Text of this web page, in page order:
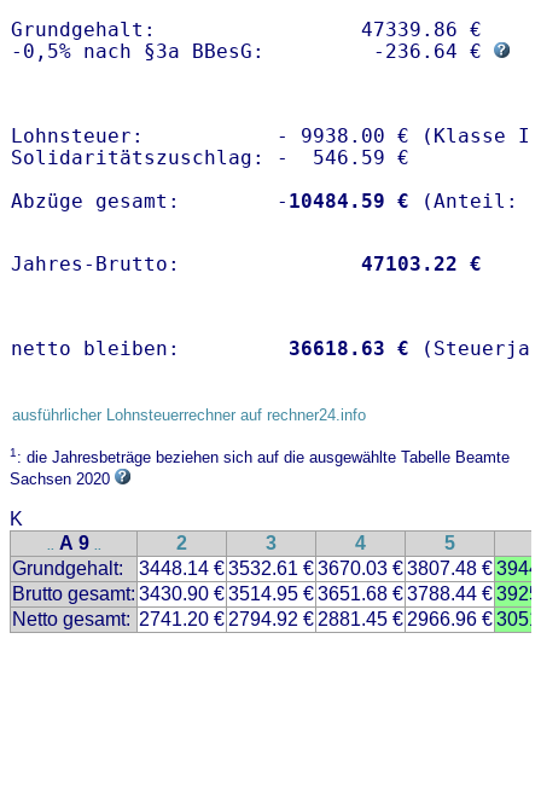
Grundgehalt:                 47339.86 €
-0,5% nach §3a BBesG:         -236.64 €
Lohnsteuer:           - 9938.00 € (Klasse I)
Solidaritätszuschlag: -  546.59 €
Abzüge gesamt:        - 10484.59 €
Jahres-Brutto: 47103.22 €
netto bleiben: 36618.63 €
ausführlicher Lohnsteuerrechner auf rechner24.info
1: die Jahresbeträge beziehen sich auf die ausgewählte Tabelle Beamte
Sachsen 2020
K
.. A 9 .. 2 3 4 5
Grundgehalt:
3448.14 €3532.61 €3670.03 €3807.48 €
Brutto gesamt: 3430.90 €3514.95 €3651.68 €3788.44 €
Netto gesamt: 2741.20 € 2794.92 € 2881.45 € 2966.96 €